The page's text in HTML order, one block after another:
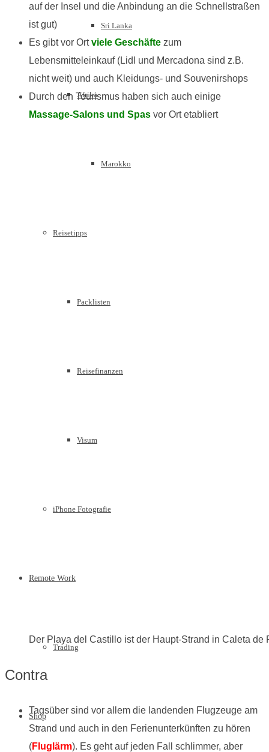
Sri Lanka
Afrika
Marokko
Reisetipps
Packlisten
Reisefinanzen
Visum
iPhone Fotografie
Remote Work
Trading
Shop
auf der Insel und die Anbindung an die Schnellstraßen
ist gut)
Es gibt vor Ortviele Geschäfte zum
Lebensmitteleinkauf (Lidl und Mercadona sind z.B.
nicht weit) und auch Kleidungs- und Souvenirshops
Durch den Tourismus haben sich auch einige
Massage-Salons und Spas vor Ort etabliert
Der Playa del Castillo ist der Haupt-Strand in Caleta
Contra
Tagsüber sind vor allem die landenden Flugzeuge am
Strand und auch in den Ferienunterkünften zu hören
(Fluglärm). Es geht auf jeden Fall schlimmer, aber